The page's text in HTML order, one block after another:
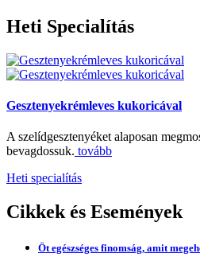
Heti Specialítás
Gesztenyekrémleves kukoricával
A szelídgesztenyéket alaposan
bevagdossuk. tovább
Heti specialítás
Cikkek és Események
Öt egészséges finomság, amit